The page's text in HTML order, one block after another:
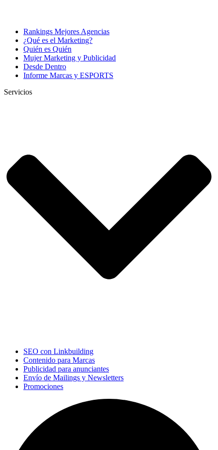
Rankings Mejores Agencias
¿Qué es el Marketing?
Quién es Quién
Mujer Marketing y Publicidad
Desde Dentro
Informe Marcas y ESPORTS
Servicios
SEO con Linkbuilding
Contenido para Marcas
Publicidad para anunciantes
Envío de Mailings y Newsletters
Promociones